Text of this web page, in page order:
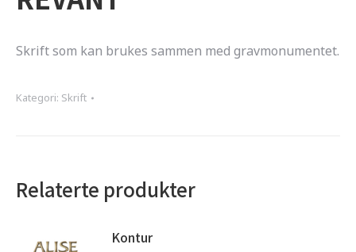
Skrift som kan brukes sammen med gravmonumentet.
Kategori: Skrift
Relaterte produkter
Kontur